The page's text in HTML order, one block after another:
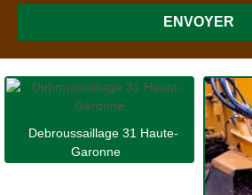
Debroussaillage 31 Haute-
Garonne